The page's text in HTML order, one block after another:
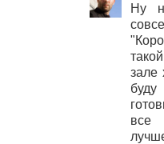
Ну
зале
все